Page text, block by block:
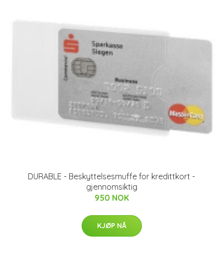
DURABLE - Beskyttelsesmuffe for kredittkort -
gjennomsiktig
950 NOK
KJØP NÅ